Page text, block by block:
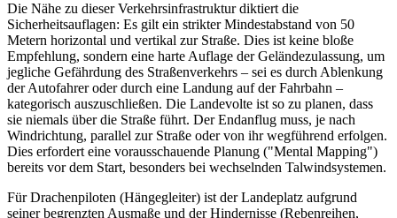
Die Nähe zu dieser Verkehrsinfrastruktur diktiert die
Sicherheitsauflagen: Es gilt ein strikter Mindestabstand von 50
Metern horizontal und vertikal zur Straße. Dies ist keine bloße
Empfehlung, sondern eine harte Auflage der Geländezulassung, um
jegliche Gefährdung des Straßenverkehrs – sei es durch Ablenkung
der Autofahrer oder durch eine Landung auf der Fahrbahn –
kategorisch auszuschließen. Die Landevolte ist so zu planen, dass
sie niemals über die Straße führt. Der Endanflug muss, je nach
Windrichtung, parallel zur Straße oder von ihr wegführend erfolgen.
Dies erfordert eine vorausschauende Planung ("Mental Mapping")
bereits vor dem Start, besonders bei wechselnden Talwindsystemen.
Für Drachenpiloten (Hängegleiter) ist der Landeplatz aufgrund
seiner begrenzten Ausmaße und der Hindernisse (Rebenreihen,